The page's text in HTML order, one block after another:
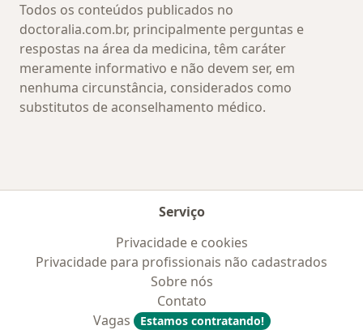
Todos os conteúdos publicados no
doctoralia.com.br, principalmente perguntas e
respostas na área da medicina, têm caráter
meramente informativo e não devem ser, em
nenhuma circunstância, considerados como
substitutos de aconselhamento médico.
Serviço
Privacidade e cookies
Privacidade para profissionais não cadastrados
Sobre nós
Contato
Vagas
Estamos contratando!